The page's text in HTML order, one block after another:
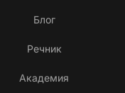
Блог
Речник
Академия